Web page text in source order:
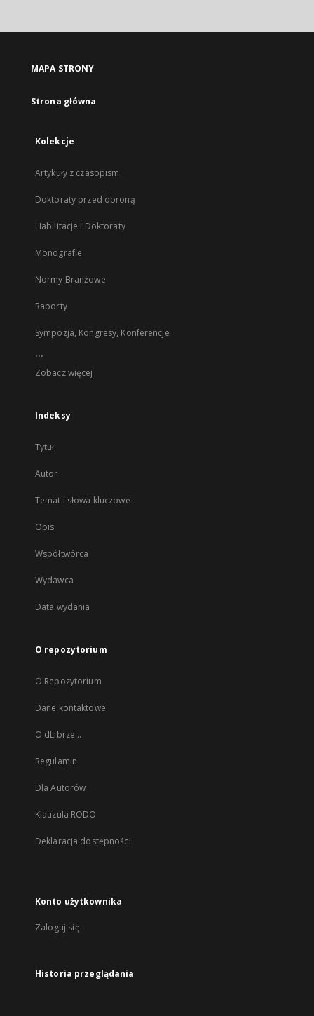
MAPA STRONY
Strona główna
Kolekcje
Artykuły z czasopism
Doktoraty przed obroną
Habilitacje i Doktoraty
Monografie
Normy Branżowe
Raporty
Sympozja, Kongresy, Konferencje
...
Zobacz więcej
Indeksy
Tytuł
Autor
Temat i słowa kluczowe
Opis
Współtwórca
Wydawca
Data wydania
O repozytorium
O Repozytorium
Dane kontaktowe
O dLibrze...
Regulamin
Dla Autorów
Klauzula RODO
Deklaracja dostępności
Konto użytkownika
Zaloguj się
Historia przeglądania